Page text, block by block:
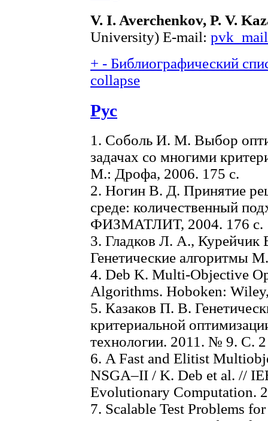
V. I. Averchenkov, P. V.
University) E-mail:
+ - Библиографический
collapse
Рус
1. Соболь И. М. Выбор
задачах со многими
М.: Дрофа, 2006. 175 с.
2. Ногин В. Д. Принятие
среде: количественный
ФИЗМАТЛИТ, 2004. 176 с.
3. Гладков Л. А.,
Генетические
4. Deb K. Multi-Objective
Algorithms. Hoboken:
5. Казаков П. В.
критериальной
технологии. 2011. № 9. С.
6. A Fast and Elitist
NSGA–II / K. Deb еt al. //
Evolutionary Computation.
7. Scalable Test Problems